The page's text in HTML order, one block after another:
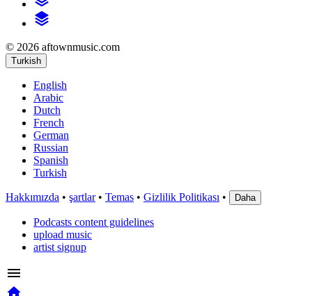
© 2026 aftownmusic.com
Turkish
English
Arabic
Dutch
French
German
Russian
Spanish
Turkish
Hakkımızda • şartlar• Temas • Gizlilik Politikası • Daha
Podcasts content guidelines
upload music
artist signup